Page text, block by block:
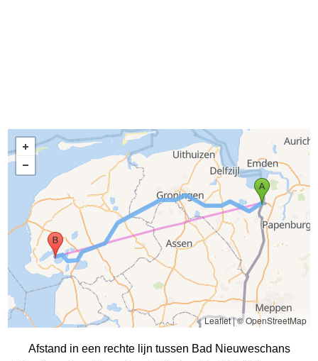
Leaflet|© OpenStreetMap
Afstand in een rechte lijn tussen Bad Nieuweschans